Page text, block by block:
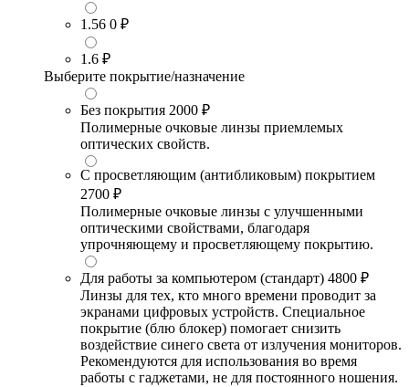
1.56 0 ₽
1.6 ₽
Выберите покрытие/назначение
Без покрытия 2000 ₽
Полимерные очковые линзы приемлемых
оптических свойств.
С просветляющим (антибликовым) покрытием
2700 ₽
Полимерные очковые линзы с улучшенными
оптическими свойствами, благодаря
упрочняющему и просветляющему покрытию.
Для работы за компьютером (стандарт) 4800 ₽
Линзы для тех, кто много времени проводит за
экранами цифровых устройств. Специальное
покрытие (блю блокер) помогает снизить
воздействие синего света от излучения мониторов.
Рекомендуются для использования во время
работы с гаджетами, не для постоянного ношения.